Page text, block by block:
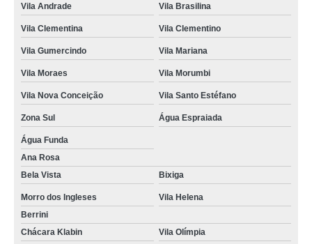
Vila Andrade Vila Brasilina
Vila Clementina Vila Clementino
Vila Gumercindo Vila Mariana
Vila Moraes Vila Morumbi
Vila Nova Conceição Vila Santo Estéfano
Zona Sul Água Espraiada
Água Funda
Ana Rosa
Bela Vista
Bixiga
Morro dos Ingleses
Vila Helena
Berrini
Chácara Klabin
Vila Olímpia